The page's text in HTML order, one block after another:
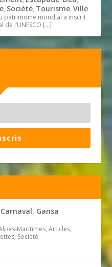
, Société, Tourisme,Ville
patrimoine mondial a inscrit
l’UNESCO […]
Gansa
Maritimes, Articles,
Société